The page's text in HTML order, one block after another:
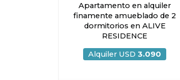
Apartamento en alquiler
finamente amueblado de 2
dormitorios en ALIVE
RESIDENCE
Alquiler USD 3.090